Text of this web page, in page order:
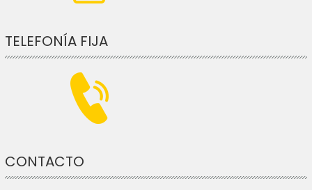
TELEFONÍA FIJA
CONTACTO